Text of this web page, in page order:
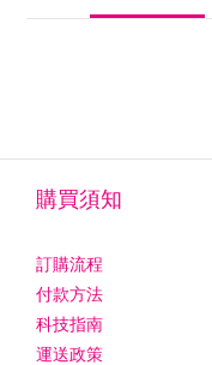
購買須知
訂購流程
付款方法
科技指南
運送政策